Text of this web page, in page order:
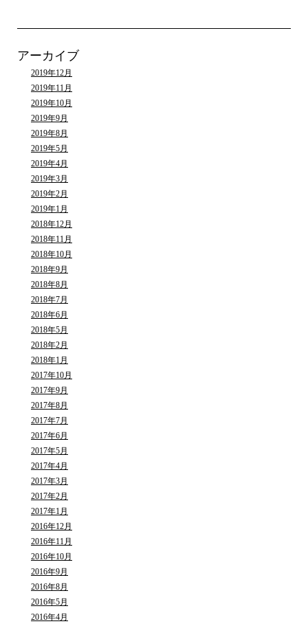
アーカイブ
2019年12月
2019年11月
2019年10月
2019年9月
2019年8月
2019年5月
2019年4月
2019年3月
2019年2月
2019年1月
2018年12月
2018年11月
2018年10月
2018年9月
2018年8月
2018年7月
2018年6月
2018年5月
2018年2月
2018年1月
2017年10月
2017年9月
2017年8月
2017年7月
2017年6月
2017年5月
2017年4月
2017年3月
2017年2月
2017年1月
2016年12月
2016年11月
2016年10月
2016年9月
2016年8月
2016年5月
2016年4月